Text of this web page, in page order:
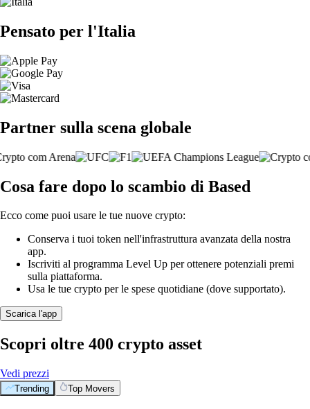
Pensato per l'Italia
Partner sulla scena globale
Cosa fare dopo lo scambio di Based
Ecco come puoi usare le tue nuove crypto:
Conserva i tuoi token nell'infrastruttura avanzata della nostra
app.
Iscriviti al programma Level Up per ottenere potenziali premi
sulla piattaforma.
Usa le tue crypto per le spese quotidiane (dove supportato).
Scarica l'app
Scopri oltre 400 crypto asset
Vedi prezzi
Trending Top Movers